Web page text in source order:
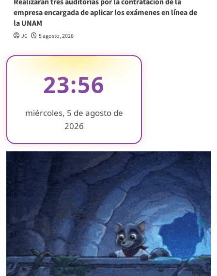
empresa encargada de aplicar los exámenes en línea de
la UNAM
JC 5 agosto, 2026
23:56
miércoles, 5 de agosto de
2026
❄
❄
❄
❄
❄
❄